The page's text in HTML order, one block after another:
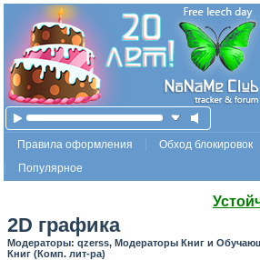
Правила оформления
Обход блокировок
Популярное
2D графика
Модераторы: qzerss, Модераторы Книг и
Книг (Комп. лит-ра)